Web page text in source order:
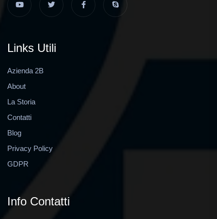
Links Utili
Azienda 2B
About
La Storia
Contatti
Blog
Privacy Policy
GDPR
Info Contatti